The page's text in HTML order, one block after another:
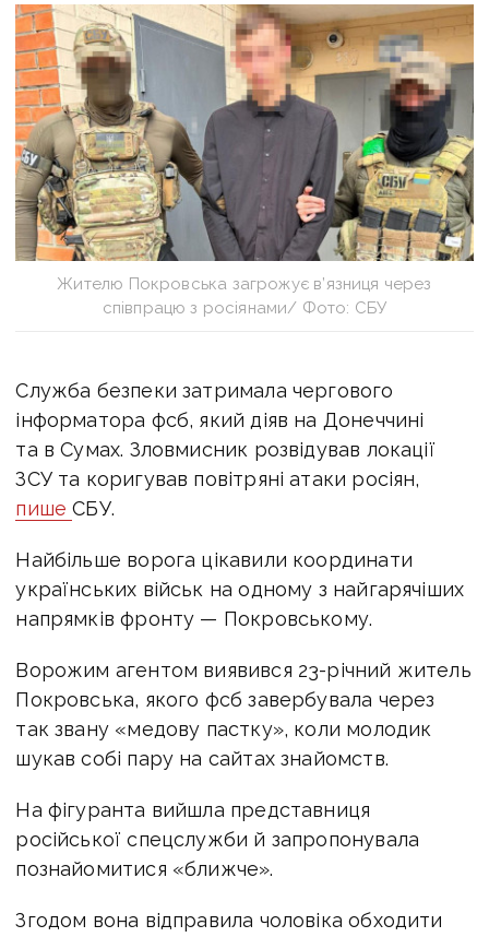
Жителю Покровська загрожує в’язниця через
співпрацю з росіянами/ Фото: СБУ
Служба безпеки затримала чергового
інформатора фсб, який діяв на Донеччині
та в Сумах. Зловмисник розвідував локації
ЗСУ та коригував повітряні атаки росіян,
пишеСБУ.
Найбільше ворога цікавили координати
українських військ на одному з найгарячіших
напрямків фронту — Покровському.
Ворожим агентом виявився 23-річний житель
Покровська, якого фсб завербувала через
так звану «медову пастку», коли молодик
шукав собі пару на сайтах знайомств.
На фігуранта вийшла представниця
російської спецслужби й запропонувала
познайомитися «ближче».
Згодом вона відправила чоловіка обходити